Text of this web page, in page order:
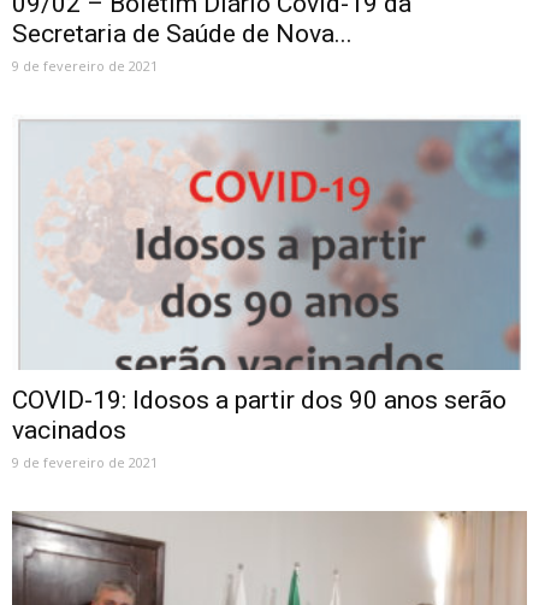
Secretaria de Saúde de Nova...
9 de fevereiro de 2021
COVID-19: Idosos a partir dos 90 anos serão
vacinados
9 de fevereiro de 2021